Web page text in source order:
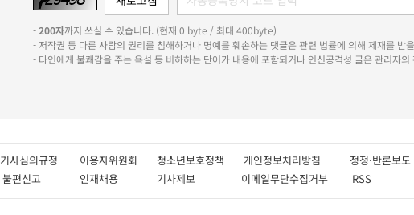
-200자까지 쓰실 수 있습니다. (현재 0 byte / 최대 400byte)
- 저작권 등 다른 사람의 권리를 침해하거나 명예를 훼손하는 댓글은 관련 법률에 의해 제재를 받
- 타인에게 불쾌감을 주는 욕설 등 비하하는 단어가 내용에 포함되거나 인신공격성 글은 관리자의
기사심의규정 이용자위원회 청소년보호정책 개인정보처리방침 정정·반론보도
불편신고 인재채용 기사제보 이메일무단수집거부 RSS